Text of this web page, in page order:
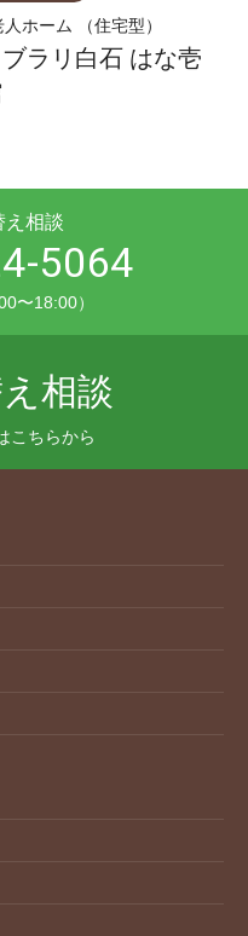
ホーム （住宅型）
ラリ白石 はな壱
え相談
5064
〜18:00）
相談
こちらから